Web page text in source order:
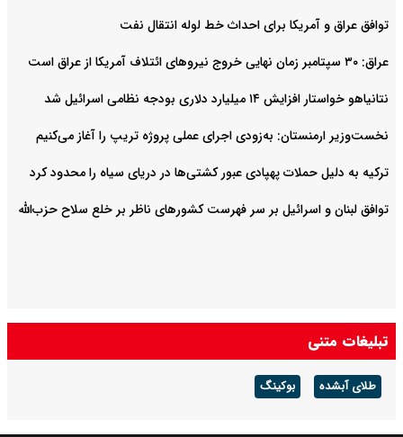
توافق عراق و آمریکا برای احداث خط لوله انتقال نفت
عراق: ۳۰ سپتامبر زمان نهایی خروج نیروهای ائتلاف آمریکا از عراق است
نتانیاهو خواستار افزایش ۱۴ میلیارد دلاری بودجه نظامی اسرائیل شد
نخست‌وزیر ارمنستان: به‌زودی اجرای عملی پروژه تریپ را آغاز می‌کنیم
ترکیه به دلیل حملات پهپادی عبور کشتی‌ها در دریای سیاه را محدود کرد
توافق لبنان و اسرائیل بر سر فهرست کشورهای ناظر بر خلع سلاح حزب‌الله
تبلیغات متنی
طلای آبشده بوکینگ